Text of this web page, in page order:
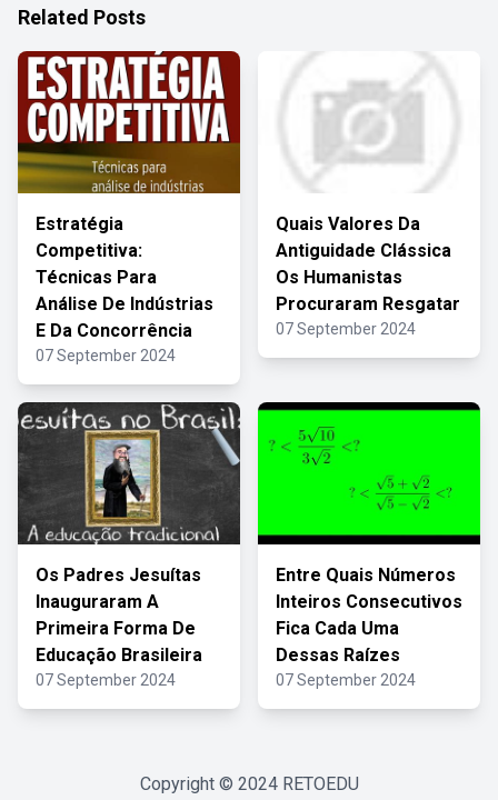
Related Posts
Estratégia
Competitiva:
Técnicas Para
Análise De Indústrias
E Da Concorrência
07 September 2024
Quais Valores Da
Antiguidade Clássica
Os Humanistas
Procuraram Resgatar
07 September 2024
Os Padres Jesuítas
Inauguraram A
Primeira Forma De
Educação Brasileira
07 September 2024
Entre Quais Números
Inteiros Consecutivos
Fica Cada Uma
Dessas Raízes
07 September 2024
Copyright © 2024 RETOEDU